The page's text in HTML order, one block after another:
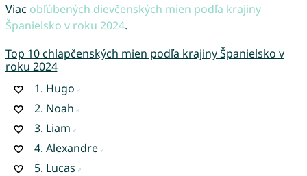
Viac obľúbených dievčenských mien podľa krajiny
Španielsko v roku 2024.
Top 10 chlapčenských mien podľa krajiny Španielsko v
roku 2024
1. Hugo
2. Noah
3. Liam
4. Alexandre
5. Lucas